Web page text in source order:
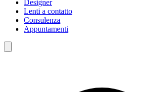
Designer
Lenti a contatto
Consulenza
Appuntamenti